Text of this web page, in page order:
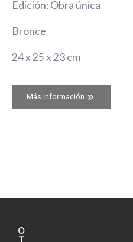
Edición: Obra única
Bronce
24 x 25 x 23 cm
Más información